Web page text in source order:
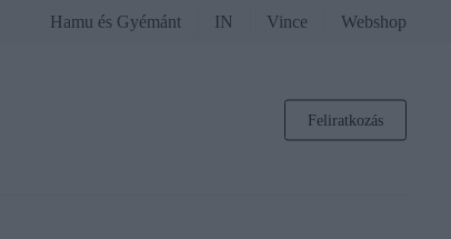
Hamu és Gyémánt IN Vince Webshop
Feliratkozás